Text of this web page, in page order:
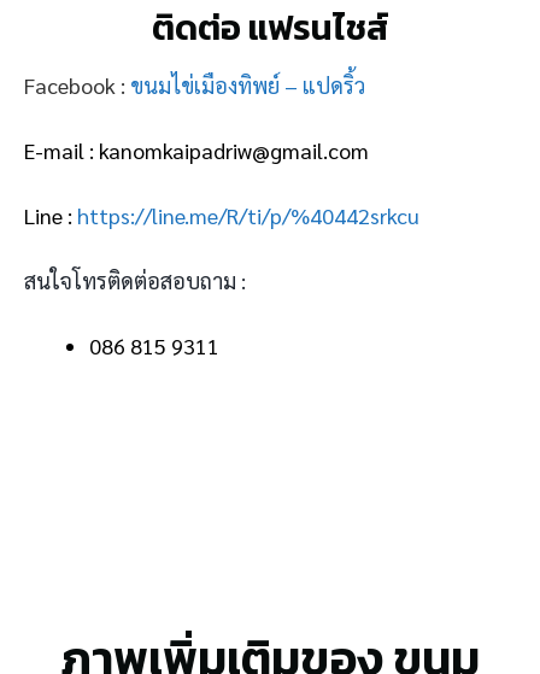
ติดต่อ แฟรนไชส์
Facebook : ขนมไข่เมืองทิพย์ – แปดริ้ว
E-mail : kanomkaipadriw@gmail.com
Line : https://line.me/R/ti/p/%40442srkcu
สนใจโทรติดต่อสอบถาม :
086 815 9311
ภาพเพิ่มเติมของ ขนม